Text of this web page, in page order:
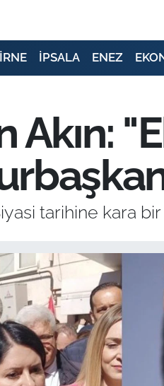
İPSALA ENEZ
Akın:
tarihine kara